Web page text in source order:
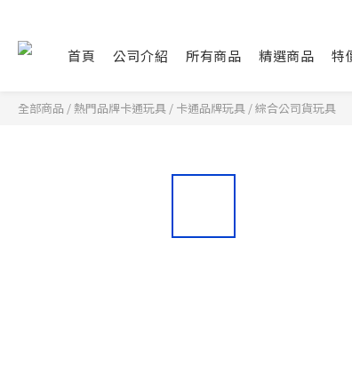
首頁 公司介紹 所有商品 精選商品 特
全部商品 /熱門品牌卡通玩具 / 卡通品牌玩具 /綜合公司貨玩具